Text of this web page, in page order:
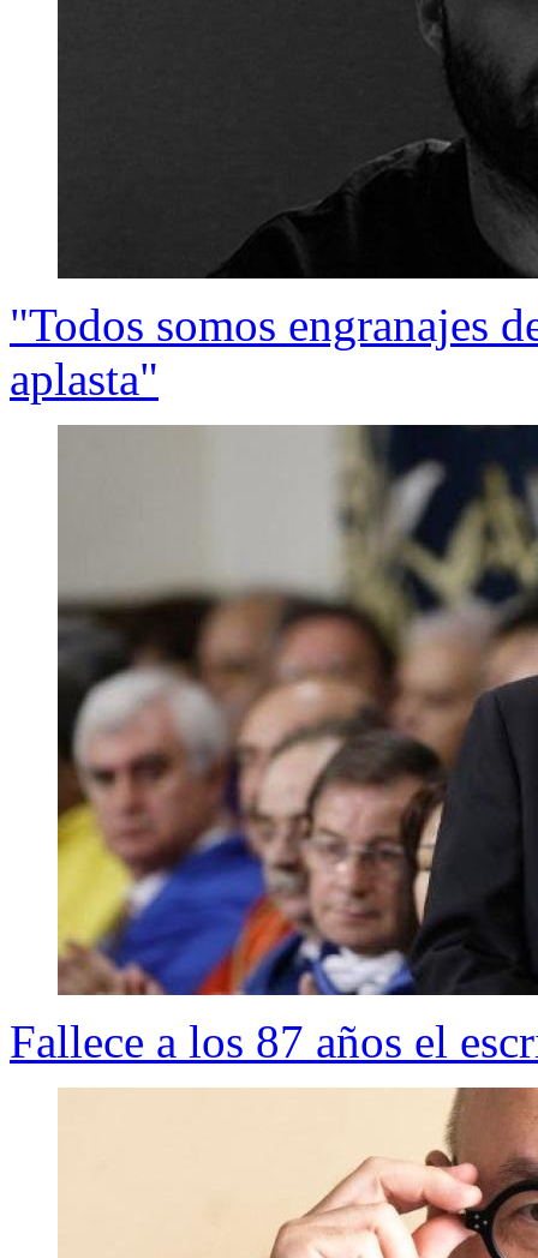
"Todos somos engranajes
aplasta"
Fallece a los 87 años el